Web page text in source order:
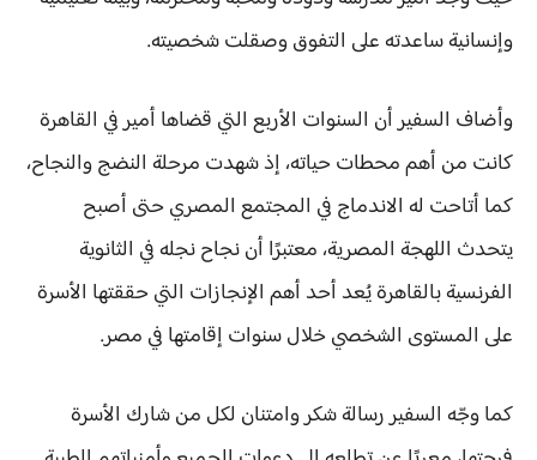
وإنسانية ساعدته على التفوق وصقلت شخصيته.
وأضاف السفير أن السنوات الأربع التي قضاها أمير في القاهرة
كانت من أهم محطات حياته، إذ شهدت مرحلة النضج والنجاح،
كما أتاحت له الاندماج في المجتمع المصري حتى أصبح
يتحدث اللهجة المصرية، معتبرًا أن نجاح نجله في الثانوية
الفرنسية بالقاهرة يُعد أحد أهم الإنجازات التي حققتها الأسرة
على المستوى الشخصي خلال سنوات إقامتها في مصر.
كما وجّه السفير رسالة شكر وامتنان لكل من شارك الأسرة